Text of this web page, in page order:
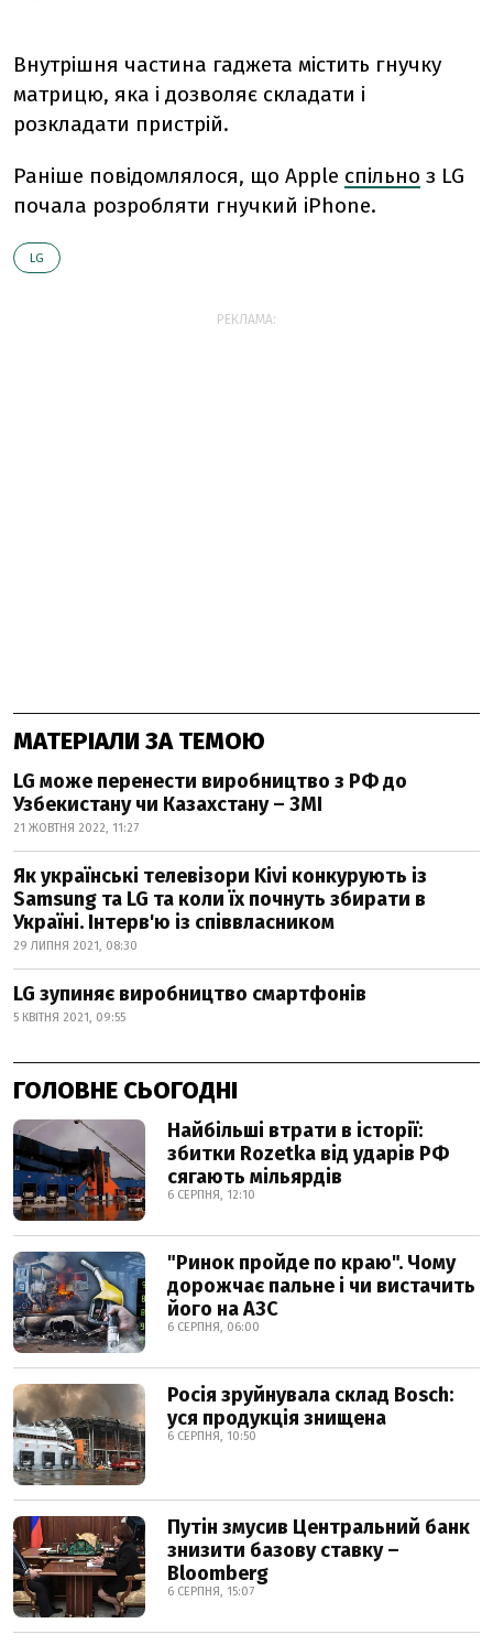
Внутрішня частина гаджета містить гнучку
матрицю, яка і дозволяє складати і
розкладати пристрій.
Раніше повідомлялося, що Apple спільно з LG
почала розробляти гнучкий iPhone.
LG
РЕКЛАМА:
МАТЕРІАЛИ ЗА ТЕМОЮ
LG може перенести виробництво з РФ до
Узбекистану чи Казахстану – ЗМІ
21 ЖОВТНЯ 2022, 11:27
Як українські телевізори Kivi конкурують із
Samsung та LG та коли їх почнуть збирати в
Україні. Інтерв'ю із співвласником
29 ЛИПНЯ 2021, 08:30
LG зупиняє виробництво смартфонів
5 КВІТНЯ 2021, 09:55
ГОЛОВНЕ СЬОГОДНІ
Найбільші втрати в історії:
збитки Rozetka від ударів РФ
сягають мільярдів
6 СЕРПНЯ, 12:10
"Ринок пройде по краю". Чому
дорожчає пальне і чи вистачить
його на АЗС
6 СЕРПНЯ, 06:00
Росія зруйнувала склад Bosch:
уся продукція знищена
6 СЕРПНЯ, 10:50
Путін змусив Центральний банк
знизити базову ставку –
Bloomberg
6 СЕРПНЯ, 15:07